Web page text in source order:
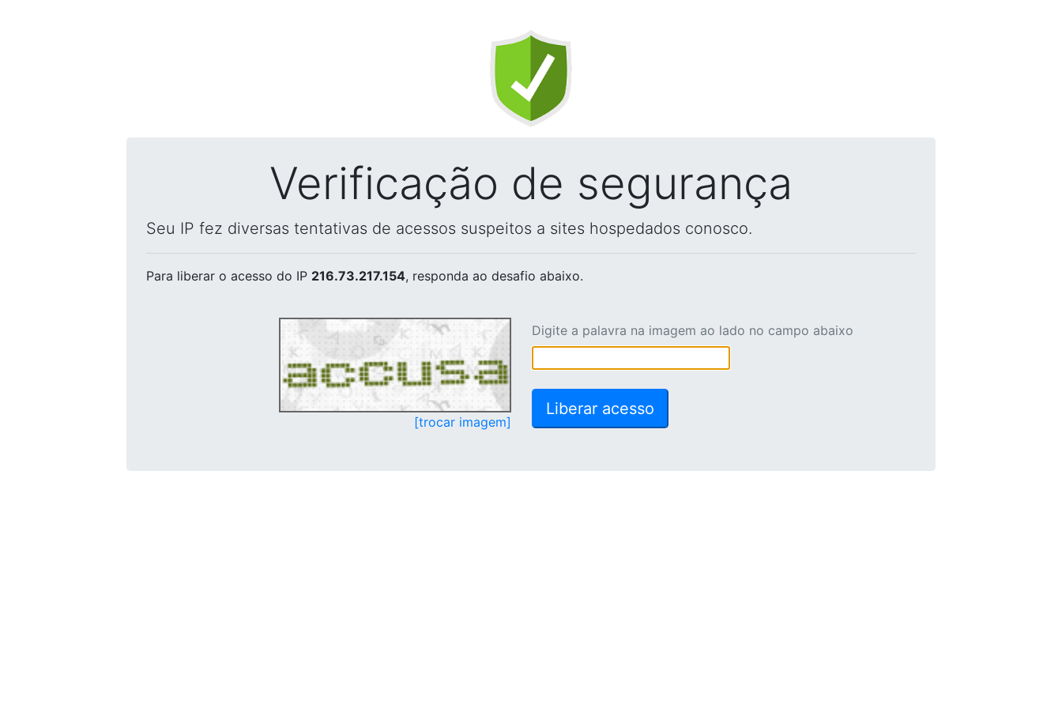
Verificação de segurança
Seu IP fez diversas tentativas de acessos suspeitos a sites hospedados conosco.
Para liberar o acesso do IP 216.73.217.154, responda ao desafio abaixo.
[trocar imagem]
Digite a palavra na imagem ao lado no campo abaixo